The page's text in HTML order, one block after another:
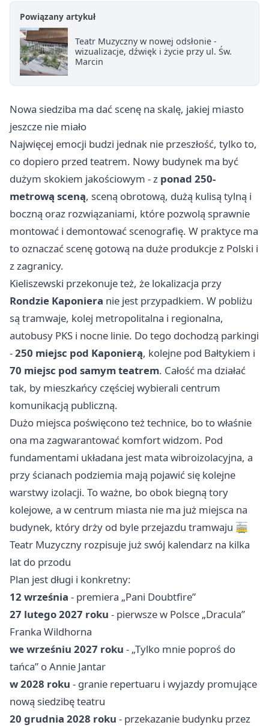
Powiązany artykuł
Teatr Muzyczny w nowej odsłonie -
wizualizacje, dźwięk i życie przy ul. Św.
Marcin
Nowa siedziba ma dać scenę na skalę, jakiej miasto
jeszcze nie miało
Najwięcej emocji budzi jednak nie przeszłość, tylko to,
co dopiero przed teatrem. Nowy budynek ma być
dużym skokiem jakościowym - z ponad 250-
metrową sceną, sceną obrotową, dużą kulisą tylną i
boczną oraz rozwiązaniami, które pozwolą sprawnie
montować i demontować scenografię. W praktyce ma
to oznaczać scenę gotową na duże produkcje z Polski i
z zagranicy.
Kieliszewski przekonuje też, że lokalizacja przy
Rondzie Kaponiera nie jest przypadkiem. W pobliżu
są tramwaje, kolej metropolitalna i regionalna,
autobusy PKS i nocne linie. Do tego dochodzą parkingi
-250 miejsc pod Kaponierą, kolejne pod Bałtykiem i
70 miejsc pod samym teatrem. Całość ma działać
tak, by mieszkańcy częściej wybierali centrum
komunikacją publiczną.
Dużo miejsca poświęcono też technice, bo to właśnie
ona ma zagwarantować komfort widzom. Pod
fundamentami układana jest mata wibroizolacyjna, a
przy ścianach podziemia mają pojawić się kolejne
warstwy izolacji. To ważne, bo obok biegną tory
kolejowe, a w centrum miasta nie ma już miejsca na
budynek, który drży od byle przejazdu tramwaju 🚋
Teatr Muzyczny rozpisuje już swój kalendarz na kilka
lat do przodu
Plan jest długi i konkretny:
12 września - premiera „Pani Doubtfire”
27 lutego 2027 roku - pierwsze w Polsce „Dracula”
Franka Wildhorna
we wrześniu 2027 roku - „Tylko mnie poproś do
tańca” o Annie Jantar
w 2028 roku - granie repertuaru i wyjazdy promujące
nową siedzibę teatru
20 grudnia 2028 roku - przekazanie budynku przez